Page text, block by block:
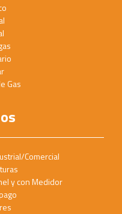
Gas
Comercial
y con Medidor